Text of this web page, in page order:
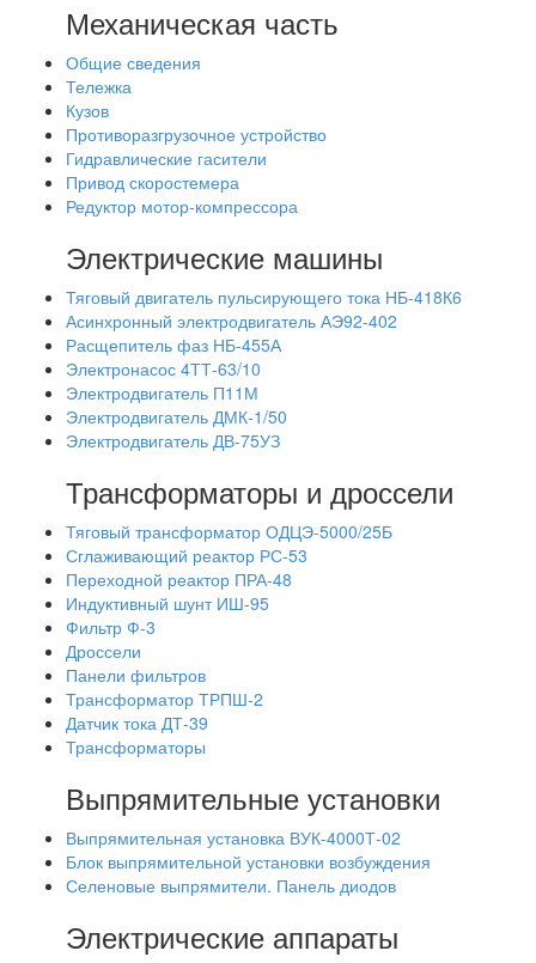
Механическая часть
Общие сведения
Тележка
Кузов
Противоразгрузочное устройство
Гидравлические гасители
Привод скоростемера
Редуктор мотор-компрессора
Электрические машины
Тяговый двигатель пульсирующего тока НБ-418К6
Асинхронный электродвигатель АЭ92-402
Расщепитель фаз НБ-455А
Электронасос 4ТТ-63/10
Электродвигатель П11М
Электродвигатель ДМК-1/50
Электродвигатель ДВ-75УЗ
Трансформаторы и дроссели
Тяговый трансформатор ОДЦЭ-5000/25Б
Сглаживающий реактор РС-53
Переходной реактор ПРА-48
Индуктивный шунт ИШ-95
Фильтр Ф-3
Дроссели
Панели фильтров
Трансформатор ТРПШ-2
Датчик тока ДТ-39
Трансформаторы
Выпрямительные установки
Выпрямительная установка ВУК-4000Т-02
Блок выпрямительной установки возбуждения
Селеновые выпрямители. Панель диодов
Электрические аппараты